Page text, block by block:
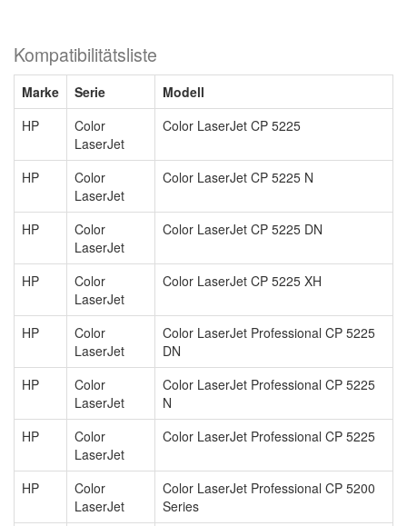
Kompatibilitätsliste
Marke Serie
Modell
HP
Color
LaserJet
Color LaserJet CP 5225
HP
Color
LaserJet
Color LaserJet CP 5225 N
HP
Color
LaserJet
Color LaserJet CP 5225 DN
HP
Color
LaserJet
Color LaserJet CP 5225 XH
HP
Color
LaserJet
Color LaserJet Professional CP 5225
DN
HP
Color
LaserJet
Color LaserJet Professional CP 5225
N
HP
Color
LaserJet
Color LaserJet Professional CP 5225
HP
Color
LaserJet
Color LaserJet Professional CP 5200
Series